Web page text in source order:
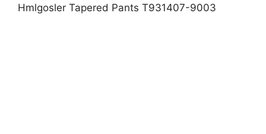
Hmlgosler Tapered Pants T931407-9003